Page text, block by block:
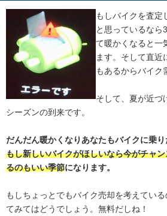
もしバイクを査定
と思っているなら
て暖かくなると一
ます。そして直近
もあるからバイク
そして、夏が近づ
シーズンの到来です。
だんだん暖かくなりあなたもバイクに乗
もし新しいバイクがほしいなら今がチャ
るのもいい季節になります。
もしちょっとでもバイク売却を考えてい
てみてはどうでしょう。無料だしね！